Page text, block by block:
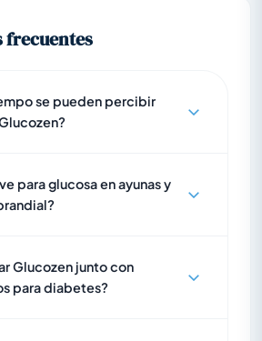
frecuentes
se pueden percibir
para glucosa en ayunas y
Glucozen junto con
para diabetes?